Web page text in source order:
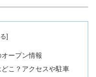
ープン情報
こ？アクセスや駐車